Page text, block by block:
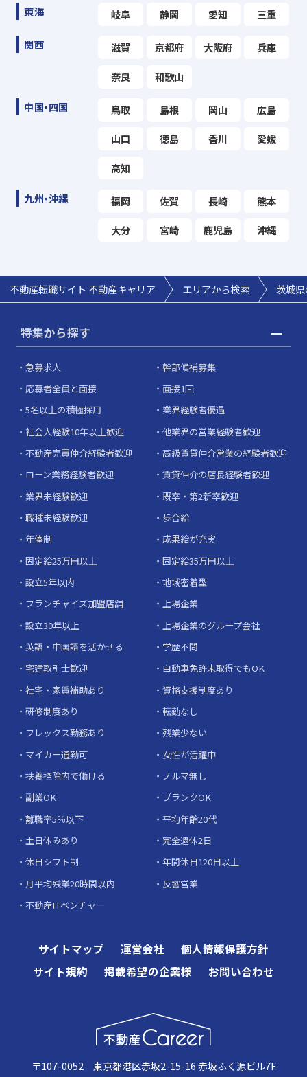
東海 岐阜 静岡 愛知 三重
関西 滋賀 京都府 大阪府 兵庫
奈良 和歌山
中国・四国 鳥取 島根 岡山 広島
山口 徳島 香川 愛媛
高知
九州・沖縄 福岡 佐賀 長崎 熊本
大分 宮崎 鹿児島 沖縄
不動産転職サイト 不動産キャリア エリアから検索 茨城
特集から探す
急募求人
幹部候補募集
応募者全員と面接
面接1回
5名以上の積極採用
業界経験者優遇
社会人経験10年以上歓迎
他業界の営業経験者歓迎
不動産売買仲介経験者歓迎
高級賃貸仲介営業の経験者歓迎
ローン業務経験者歓迎
賃貸仲介の店長経験者歓迎
業界未経験歓迎
既卒・第2新卒歓迎
職種未経験歓迎
歩合給
年俸制
成果給が充実
固定給25万円以上
固定給35万円以上
設立5年以内
地域密着型
フランチャイズ加盟店舗
上場企業
設立30年以上
上場企業のグループ会社
英語・中国語を活かせる
学歴不問
宅建取引士歓迎
自動車免許未取得でもOK
社宅・家賃補助あり
資格支援制度あり
研修制度あり
転勤なし
フレックス勤務あり
残業少ない
マイカー通勤可
女性が活躍中
扶養控除内で働ける
ノルマ無し
副業OK
ブランクOK
離職率5％以下
平均年齢20代
土日休みあり
完全週休2日
休日シフト制
年間休日120日以上
月平均残業20時間以内
反響営業
不動産ITベンチャー
サイトマップ 運営会社
個人情報保護方針
サイト規約
掲載希望の企業様 お問い合わせ
〒107-0052 東京都港区赤坂2-15-16 赤坂ふく源ビル7F